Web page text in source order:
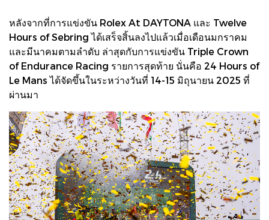
หลังจากที่การแข่งขัน Rolex At DAYTONA และ Twelve
Hours of Sebring ได้เสร็จสิ้นลงไปแล้วเมื่อเดือนมกราคม
และมีนาคมตามลำดับ ล่าสุดกับการแข่งขัน Triple Crown
of Endurance Racing รายการสุดท้าย นั่นคือ 24 Hours of
Le Mans ได้จัดขึ้นในระหว่างวันที่ 14-15 มิถุนายน 2025 ที่
ผ่านมา